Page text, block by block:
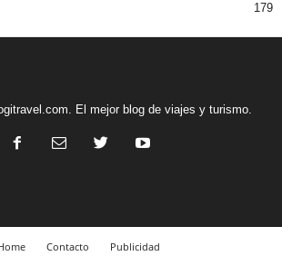
179
El mejor blog de viajes y turismo.
Contacto Publicidad